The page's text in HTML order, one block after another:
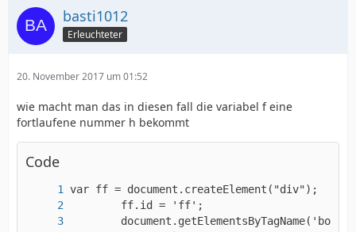
basti1012
Erleuchteter
20. November 2017 um 01:52
wie macht man das in diesen fall die variabel f eine
fortlaufene nummer h bekommt
Code